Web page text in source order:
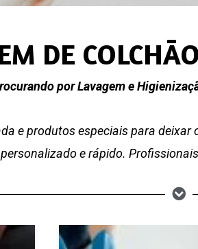
DE
por Lavagem e
e produtos especiais para
e rápido.